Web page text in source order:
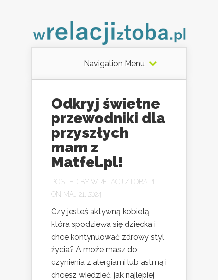
Navigation Menu
Odkryj świetne
przewodniki dla
przyszłych
mam z
Matfel.pl!
POSTED BY WRELACJIZTOBA.PL
ON MAJ 21, 2024
Czy jesteś aktywną kobietą,
która spodziewa się dziecka i
chce kontynuować zdrowy styl
życia? A może masz do
czynienia z alergiami lub astmą i
chcesz wiedzieć, jak najlepiej